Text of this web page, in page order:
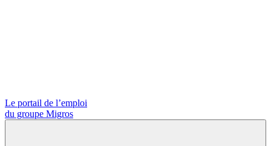
Le portail de l’emploi
du groupe Migros